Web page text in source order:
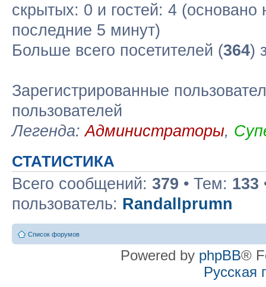
скрытых: 0 и гостей: 4 (основано
последние 5 минут)
Больше всего посетителей (364)
Зарегистрированные
пользователей
Легенда:Администраторы,
СТАТИСТИКА
Всего сообщений: 379 • Тем: 133
пользователь: Randallprumn
Список форумов
Powered by phpBB®
Русская